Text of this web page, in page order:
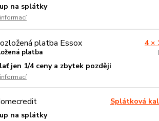
na splátky
platba
4 ×
jen 1/4 ceny a zbytek později
Splátková
na splátky